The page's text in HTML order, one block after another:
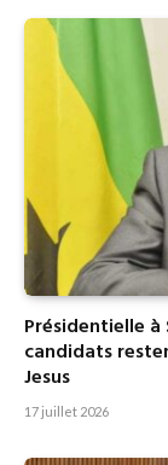
Présidentielle
candidats
Jesus
17 juillet 2026